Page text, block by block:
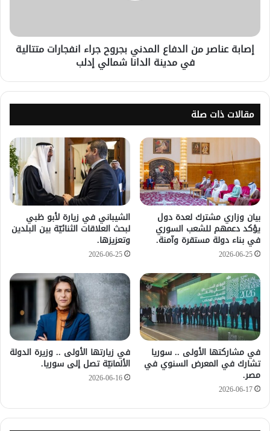
إصابة عناصر من الدفاع المدني بجروح جراء انفجارات متتالية
في مدينة الدانا شمالي إدلب
مقالات ذات صلة
بيان وزاري مشترك لعدة دول
يؤكد دعمهم للشعب السوري
في بناء دولة مستقرة وآمنة.
2026-06-25
الشيباني في زيارة لأبو ظبي
لبحث العلاقات الثنائيّة بين البلدين
وتعزيزها.
2026-06-25
في مشاركتها الأولى .. سوريا
تشارك في المعرض السنوي في
مصر.
2026-06-17
في زيارتها الأولى .. وزيرة الدولة
الألمانيّة تصل إلى سوريا.
2026-06-16